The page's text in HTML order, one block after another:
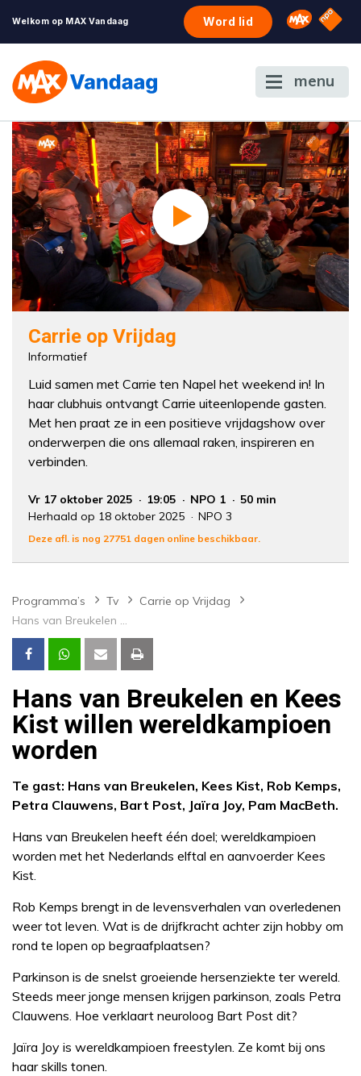
Welkom op MAX Vandaag Word lid Omroep
NPO
menu
Carrie op Vrijdag
Informatief
Luid samen met Carrie ten Napel het weekend in! In
haar clubhuis ontvangt Carrie uiteenlopende gasten.
Met hen praat ze in een positieve vrijdagshow over
onderwerpen die ons allemaal raken, inspireren en
verbinden.
Vr 17 oktober 2025 19:05 NPO 1
50 min
Herhaald op 18 oktober 2025
NPO 3
Deze afl. is nog 27751 dagen online beschikbaar.
Programma’s Tv
Carrie op Vrijdag
Hans van Breukelen en Kees Kist willen wereldkampioen worden
Hans van Breukelen en Kees
Kist willen wereldkampioen
worden
Te gast: Hans van Breukelen, Kees Kist, Rob Kemps,
Petra Clauwens, Bart Post, Jaïra Joy, Pam MacBeth.
Hans van Breukelen heeft één doel; wereldkampioen
worden met het Nederlands elftal en aanvoerder Kees
Kist.
Rob Kemps brengt in de levensverhalen van overledenen
weer tot leven. Wat is de drijfkracht achter zijn hobby om
rond te lopen op begraafplaatsen?
Parkinson is de snelst groeiende hersenziekte ter wereld.
Steeds meer jonge mensen krijgen parkinson, zoals Petra
Clauwens. Hoe verklaart neuroloog Bart Post dit?
Jaïra Joy is wereldkampioen freestylen. Ze komt bij ons
haar skills tonen.